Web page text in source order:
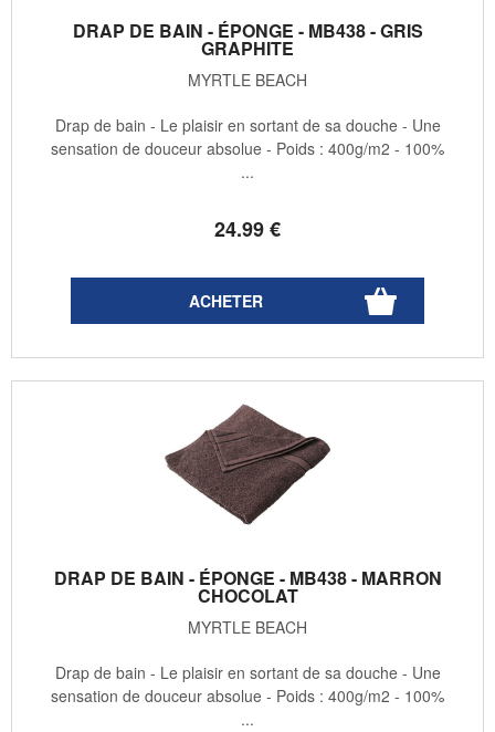
DRAP DE BAIN - ÉPONGE - MB438 - GRIS
GRAPHITE
MYRTLE BEACH
24.99€
Drap de bain - Le plaisir en sortant de sa douche - Une
sensation de douceur absolue - Poids : 400g/m2 - 100%
...
DRAP DE BAIN - ÉPONGE - MB438 - MARRON
CHOCOLAT
MYRTLE BEACH
Drap de bain - Le plaisir en sortant de sa douche - Une
sensation de douceur absolue - Poids : 400g/m2 - 100%
...